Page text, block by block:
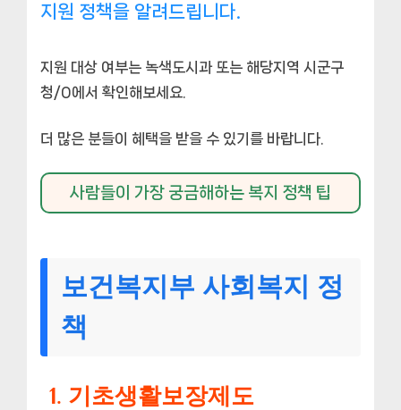
지원 정책을 알려드립니다.
지원 대상 여부는 녹색도시과 또는 해당지역 시군구
청/0에서 확인해보세요.
더 많은 분들이 혜택을 받을 수 있기를 바랍니다.
사람들이 가장 궁금해하는 복지 정책 팁
보건복지부 사회복지 정
책
1. 기초생활보장제도